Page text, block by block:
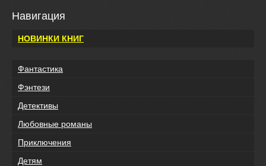
Навигация
НОВИНКИ КНИГ
Фантастика
Фэнтези
Детективы
Любовные романы
Приключения
Детям